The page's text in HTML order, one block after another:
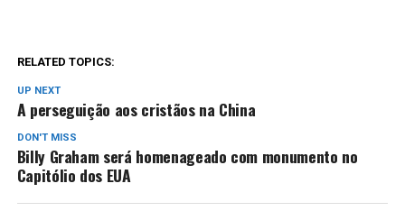
RELATED TOPICS:
UP NEXT
A perseguição aos cristãos na China
DON'T MISS
Billy Graham será homenageado com monumento no
Capitólio dos EUA